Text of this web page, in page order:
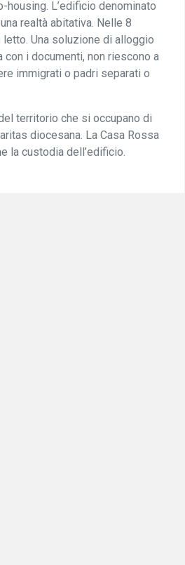
housing. L’edificio denominato
realtà abitativa. Nelle 8
Una soluzione di alloggio
i documenti, non riescono a
immigrati o padri separati o
territorio che si occupano di
diocesana. La Casa Rossa
la custodia dell’edificio.